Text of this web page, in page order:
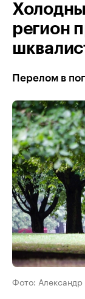
регион
Перелом в
Фото: Александр